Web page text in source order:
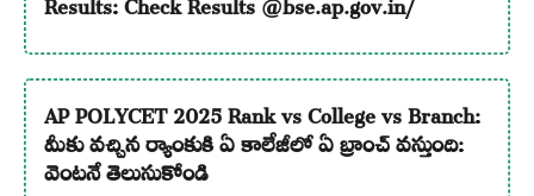
AP POLYCET 2025 Rank vs College vs Branch:
మీకు వచ్చిన ర్యాంకుకి ఏ కాలేజీలో ఏ బ్రాంచ్ వస్తుంది:
వెంటనే తెలుసుకోండి